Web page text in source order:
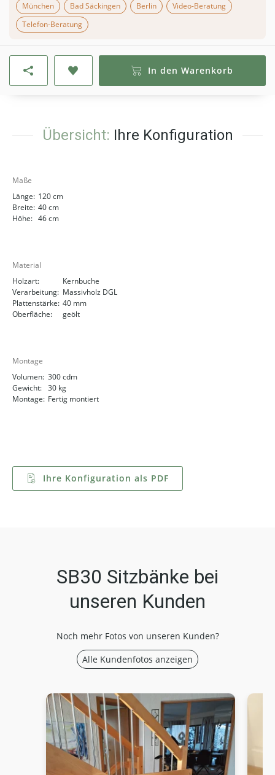
München
Bad Säckingen Berlin
Video-Beratung
Telefon-Beratung
In den Warenkorb
Übersicht: Ihre Konfiguration
Maße
Länge: 120 cm
Breite: 40 cm
Höhe: 46 cm
Material
Holzart:
Kernbuche
Verarbeitung: Massivholz DGL
Plattenstärke: 40 mm
Oberfläche:
geölt
Montage
Volumen: 300 cdm
Gewicht: 30 kg
Montage: Fertig montiert
Ihre Konfiguration als PDF
SB30 Sitzbänke bei
unseren Kunden
Noch mehr Fotos von unseren Kunden?
Alle Kundenfotos anzeigen